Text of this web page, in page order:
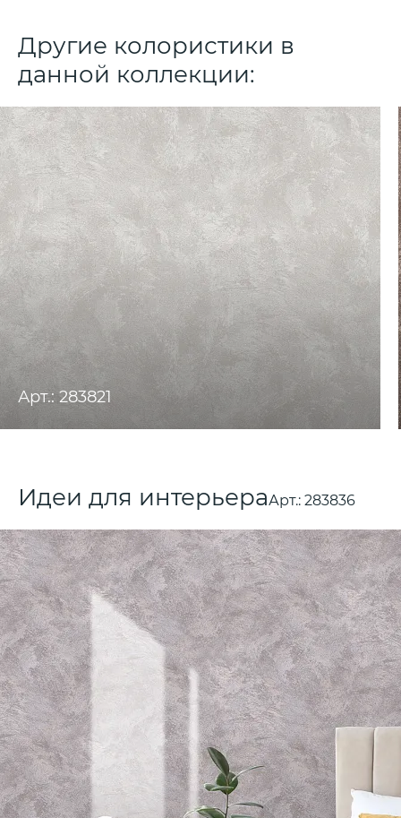
Другие колористики в
данной коллекции:
Арт.: 283821
Идеи для интерьераАрт.: 283836